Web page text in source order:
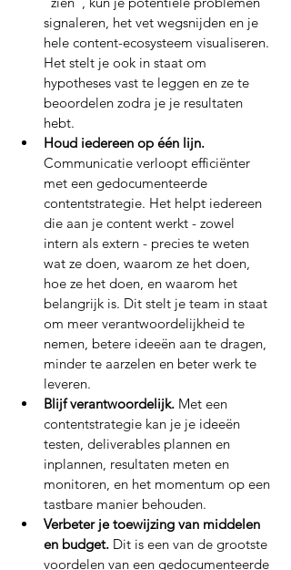
signaleren, het vet wegsnijden en je
hele content-ecosysteem visualiseren.
Het stelt je ook in staat om
hypotheses vast te leggen en ze te
beoordelen zodra je je resultaten
hebt.
Houd iedereen op één lijn.
Communicatie verloopt efficiënter
met een gedocumenteerde
contentstrategie. Het helpt iedereen
die aan je content werkt - zowel
intern als extern - precies te weten
wat ze doen, waarom ze het doen,
hoe ze het doen, en waarom het
belangrijk is. Dit stelt je team in staat
om meer verantwoordelijkheid te
nemen, betere ideeën aan te dragen,
minder te aarzelen en beter werk te
leveren.
Blijf verantwoordelijk. Met een
contentstrategie kan je je ideeën
testen, deliverables plannen en
inplannen, resultaten meten en
monitoren, en het momentum op een
tastbare manier behouden.
Verbeter je toewijzing van middelen
en budget. Dit is een van de grootste
voordelen van een gedocumenteerde